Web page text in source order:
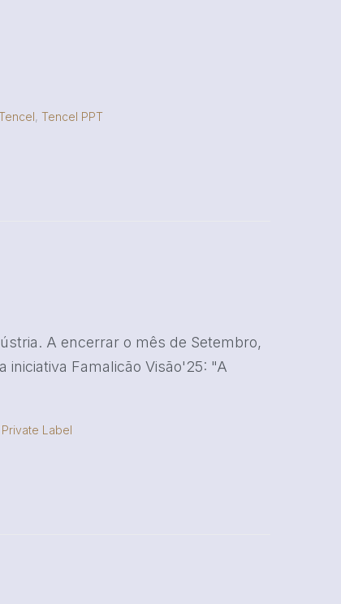
, Tencel PPT
A encerrar o mês de Setembro,
iniciativa Famalicão Visão'25: "A
Private Label